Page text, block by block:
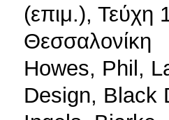
(επιμ.),
Θεσσαλονίκη
Howes, Phil,
Design, Black